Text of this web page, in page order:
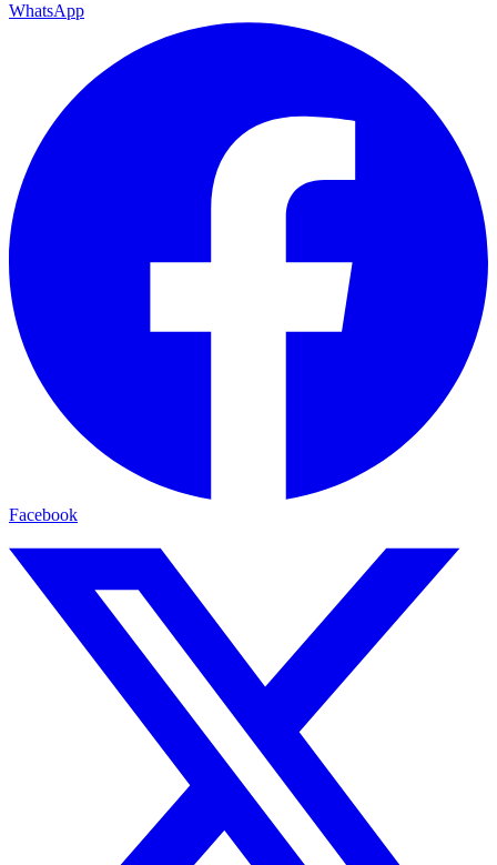
WhatsApp
Facebook